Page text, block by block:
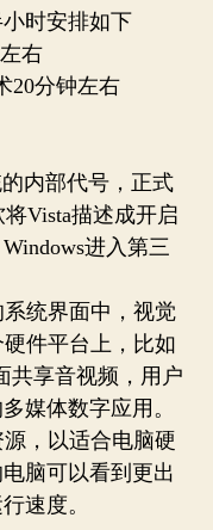
时安排如下
右
20分钟左右
内部代号，正式
Vista描述成开启
进入第三
系统界面中，视觉
件平台上，比如
共享音视频，用户
媒体数字应用。
，以适合电脑硬
脑可以看到更出
速度。